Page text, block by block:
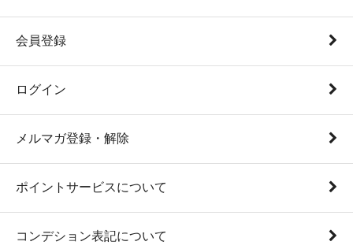
会員登録
ログイン
メルマガ登録・解除
ポイントサービスについて
コンデション表記について